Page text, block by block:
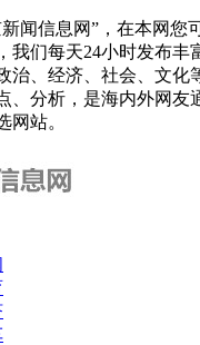
闻信息网”，在本网您
我们每天24小时发布丰
治、经济、社会、文化
、分析，是海内外网友
网站。